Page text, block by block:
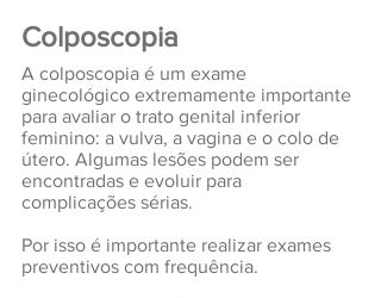
Colposcopia
A colposcopia é um exame
ginecológico extremamente importante
para avaliar o trato genital inferior
feminino: a vulva, a vagina e o colo de
útero. Algumas lesões podem ser
encontradas e evoluir para
complicações sérias.
Por isso é importante realizar exames
preventivos com frequência.